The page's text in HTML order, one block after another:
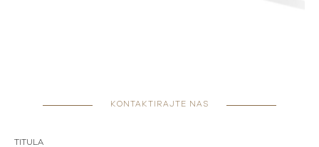
KONTAKTIRAJTE NAS
TITULA